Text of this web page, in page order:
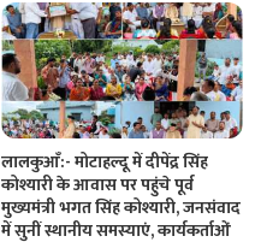
लालकुआँ:- मोटाहल्दू में दीपेंद्र सिंह
कोश्यारी के आवास पर पहुंचे पूर्व
मुख्यमंत्री भगत सिंह कोश्यारी, जनसंवाद
में सुनीं स्थानीय समस्याएं, कार्यकर्ताओं